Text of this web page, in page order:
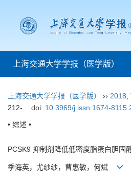
上海交通大学学报（医学版）
上海交通大学学报（医学版） ›› 2018
212-.
doi: 10.3969/j.issn.1674-
• 综述 •
PCSK9 抑制剂降低低密度脂蛋白胆固
季海英，尤纱纱，曹惠敏，何斌